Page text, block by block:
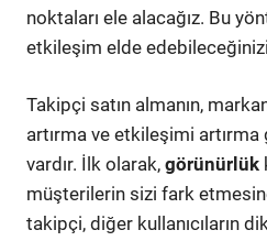
noktaları ele alacağız. Bu
etkileşim elde
Takipçi satın almanın,
artırma ve etkileşimi artırma
vardır. İlk olarak, görünürlük
müşterilerin sizi fark
takipçi, diğer kullanıcıların